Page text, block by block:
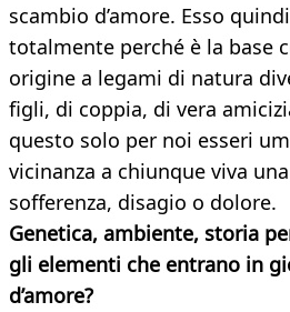
scambio d’amore. Esso
totalmente perché è la base
origine a legami di natura
figli, di coppia, di vera
questo solo per noi esseri
vicinanza a chiunque viva
sofferenza, disagio o dolore.
Genetica, ambiente, storia
gli elementi che entrano in
d’amore?